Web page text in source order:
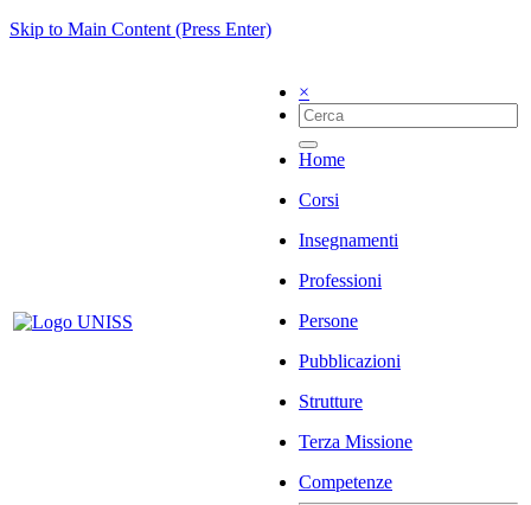
Skip to Main Content (Press Enter)
×
Home
Corsi
Insegnamenti
Professioni
Persone
Pubblicazioni
Strutture
Terza Missione
Competenze